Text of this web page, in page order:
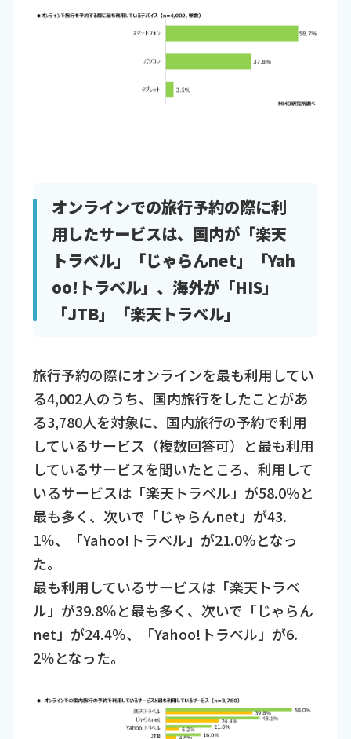
オンラインでの旅行予約の際に利
用したサービスは、国内が「楽天
トラベル」「じゃらんnet」「Yah
oo!トラベル」、海外が「HIS」
「JTB」「楽天トラベル」
旅行予約の際にオンラインを最も利用してい
る4,002人のうち、国内旅行をしたことがあ
る3,780人を対象に、国内旅行の予約で利用
しているサービス（複数回答可）と最も利用
しているサービスを聞いたところ、利用して
いるサービスは「楽天トラベル」が58.0％と
最も多く、次いで「じゃらんnet」が43.
1％、「Yahoo!トラベル」が21.0％となっ
た。
最も利用しているサービスは「楽天トラベ
ル」が39.8％と最も多く、次いで「じゃらん
net」が24.4％、「Yahoo!トラベル」が6.
2％となった。